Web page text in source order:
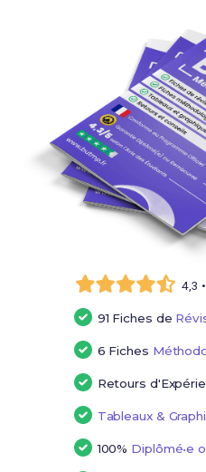
4,3
91 Fiches de
6 Fiches
Retours
Tableaux &
100% Diplômé•e